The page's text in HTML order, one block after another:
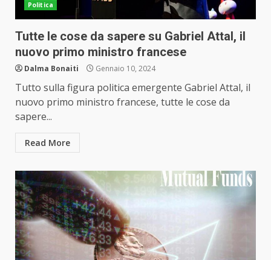
Politica
Tutte le cose da sapere su Gabriel Attal, il
nuovo primo ministro francese
Dalma Bonaiti Gennaio 10, 2024
Tutto sulla figura politica emergente Gabriel Attal, il
nuovo primo ministro francese, tutte le cose da
sapere...
Read More